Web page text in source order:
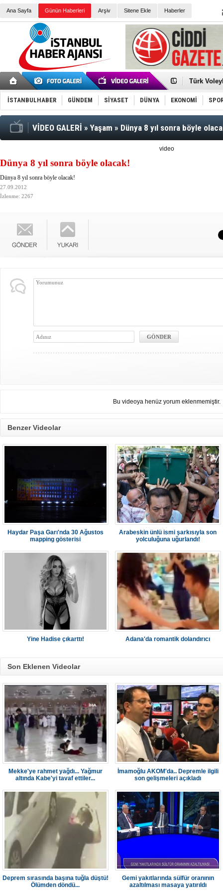
Ana Sayfa Günün Haberleri Arşiv Sitene Ekle Haberler
Türk
Töreninde
İkinci El
Guguk
Sneaker
Erkek
Tommy
İSTANBULHABER GÜNDEM SİYASET DÜNYA EKONOMİ
VİDEO GALERİ »Yaşam » Dünya 8 yıl sonra böyle
video
Dünya 8 yıl sonra böyle olacak!
Dünya 8 yıl sonra böyle olacak!
27.09.2012
İzlenme: 2267
Bu videoya henüz yorum eklenmemiştir.
Benzer Videolar
Haydar Paşa Garı'nda 30 Ağustos
mapping gösterisi
Arabeskin ünlü ismi şarkısıyla son
yolculuğuna uğurlandı!
Yine Hadise çıkarttı! Adana'da romantik dolandırıcı
Son Eklenen Videolar
Mekke'ye rahmet yağdı... Yağmur
altında Kabe'yi tavaf ettiler...
İmamoğlu AKOM'da.. Depremle ilgili
son gelişmeleri açıkladı
Deprem sırasında başına tuğla düştü!
Ölümden döndü...
Gemi yakıtlarında sülfür oranının
azaltılması masaya yatırıldı